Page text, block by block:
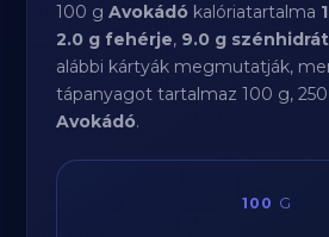
100 gAvokádó kalóriatartalma
2.0 g fehérje, 9.0 g szénhidrát
alábbi kártyák megmutatják,
tápanyagot tartalmaz 100 g,
Avokádó.
100 G